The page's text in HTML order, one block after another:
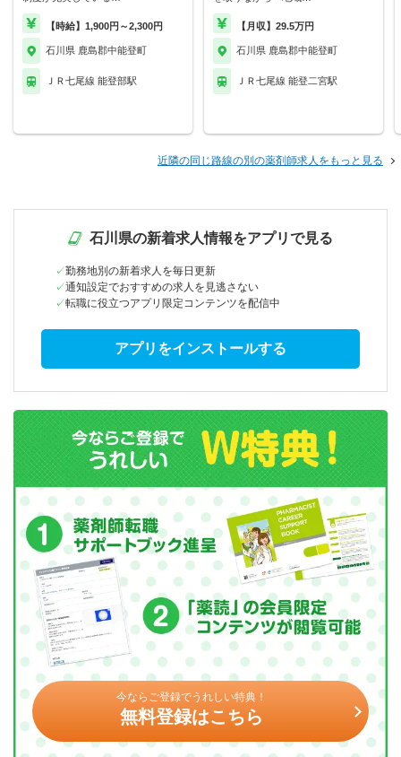
【時給】1,900円～2,300円
石川県 鹿島郡中能登町
ＪＲ七尾線 能登部駅
【月収】29.5万円
石川県 鹿島郡中能登町
ＪＲ七尾線 能登二宮駅
近隣の同じ路線の別の薬剤師求人をもっと見る
石川県の新着求人情報をアプリで見る
勤務地別の新着求人を毎日更新
通知設定でおすすめの求人を見逃さない
転職に役立つアプリ限定コンテンツを配信中
アプリをインストールする
今ならご登録でうれしい特典！
無料登録はこちら